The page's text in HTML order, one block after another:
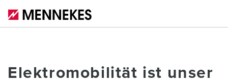
Elektromobilität ist unser